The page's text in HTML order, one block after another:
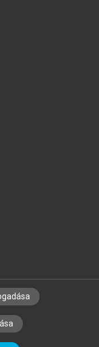
ALAPELVEK